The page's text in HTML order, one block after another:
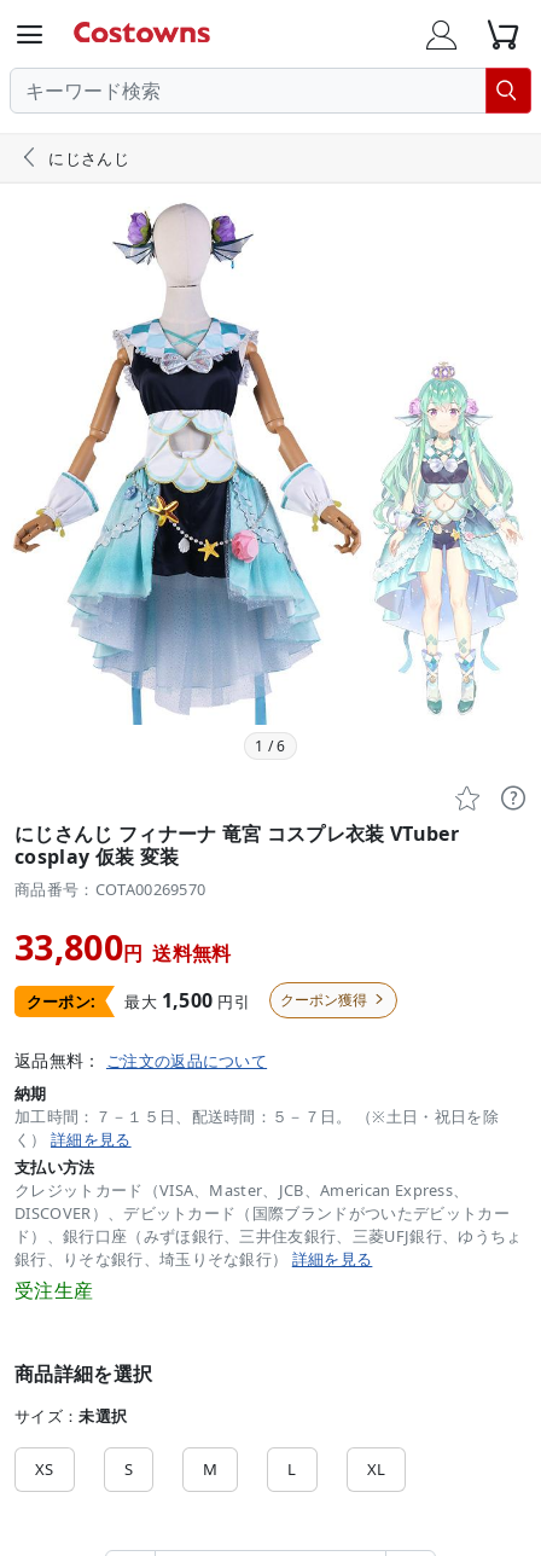
  

 にじさんじ
1 /6
 
にじさんじ フィナーナ 竜宮 コスプレ衣装 VTuber
cosplay 仮装 変装
商品番号：COTA00269570
33,800円 送料無料
クーポン: 最大 1,500 円引 クーポン獲得 
返品無料： ご注文の返品について
納期
加工時間：７－１５日、配送時間：５－７日。 （※土日・祝日を除
く） 詳細を見る
支払い方法
クレジットカード（VISA、Master、JCB、American Express、
DISCOVER）、デビットカード（国際ブランドがついたデビットカー
ド）、銀行口座（みずほ銀行、三井住友銀行、三菱UFJ銀行、ゆうちょ
銀行、りそな銀行、埼玉りそな銀行） 詳細を見る
受注生産
商品詳細を選択
サイズ：未選択
XS S M L XL